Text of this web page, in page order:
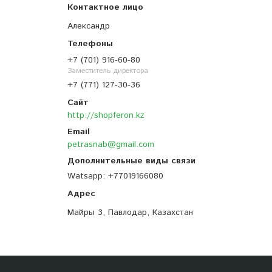
Александр
+7 (701) 916-60-80
Заместитель директора
+7 (771) 127-30-36
http://shopferon.kz
petrasnab@gmail.com
Watsapp +77019166080
Майры 3, Павлодар, Казахстан